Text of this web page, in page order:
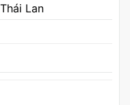
Lan